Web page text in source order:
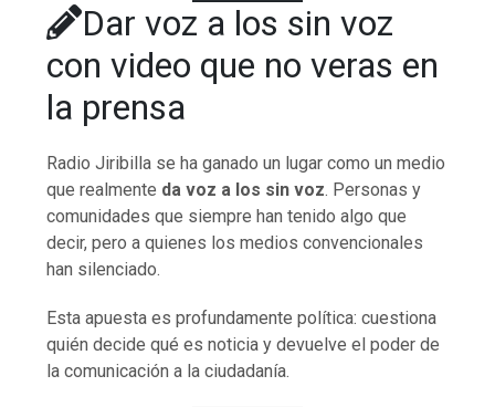
Dar voz a los sin voz
con video que no veras en
la prensa
Radio Jiribilla se ha ganado un lugar como un medio
que realmente da voz a los sin voz. Personas y
comunidades que siempre han tenido algo que
decir, pero a quienes los medios convencionales
han silenciado.
Esta apuesta es profundamente política: cuestiona
quién decide qué es noticia y devuelve el poder de
la comunicación a la ciudadanía.